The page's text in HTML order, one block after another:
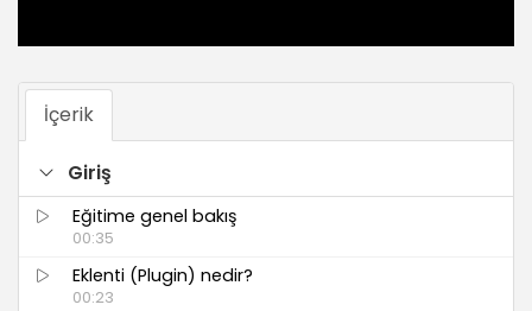
İçerik
Giriş
Eğitime genel bakış
00:35
Eklenti (Plugin) nedir?
00:23